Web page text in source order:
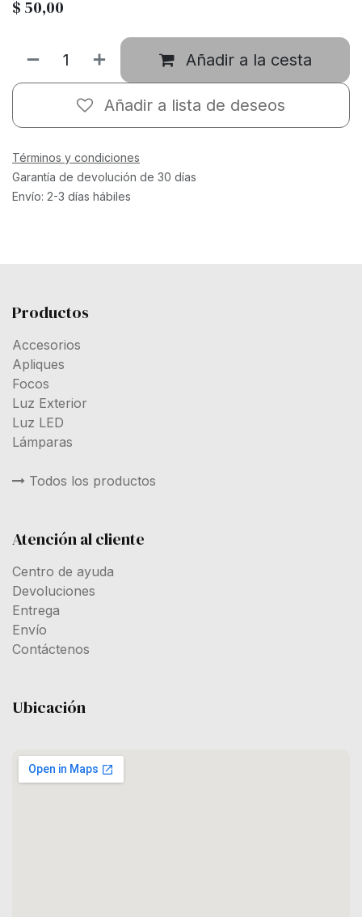
$ 50,00
Añadir a la cesta
Añadir a lista de deseos
Términos y condiciones
Garantía de devolución de 30 días
Envío: 2-3 días hábiles
Productos
Accesorios
Apliques
Focos
Luz Exterior
Luz LED
Lámparas
Todos los productos
Atención al cliente
Centro de ayuda
Devoluciones
Entrega
Envío
Contáctenos
Ubicación